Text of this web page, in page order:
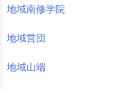
地域南修学院
地域営団
地域山端